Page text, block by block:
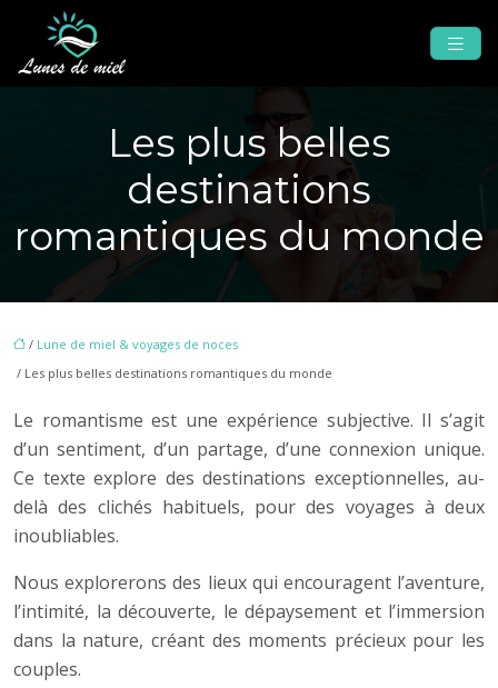
Les plus belles
destinations
romantiques du monde
/ Lune de miel & voyages de noces
/ Les plus belles destinations romantiques du monde
Le romantisme est une expérience subjective. Il s’agit
d’un sentiment, d’un partage, d’une connexion unique.
Ce texte explore des destinations exceptionnelles, au-
delà des clichés habituels, pour des voyages à deux
inoubliables.
Nous explorerons des lieux qui encouragent l’aventure,
l’intimité, la découverte, le dépaysement et l’immersion
dans la nature, créant des moments précieux pour les
couples.